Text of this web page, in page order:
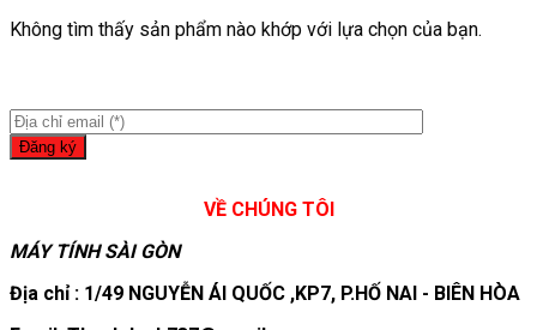
Không tìm thấy sản phẩm nào khớp với lựa chọn của bạn.
VỀ CHÚNG TÔI
MÁY TÍNH SÀI GÒN
Địa chỉ : 1/49 NGUYỄN ÁI QUỐC ,KP7, P.HỐ NAI - BIÊN HÒA